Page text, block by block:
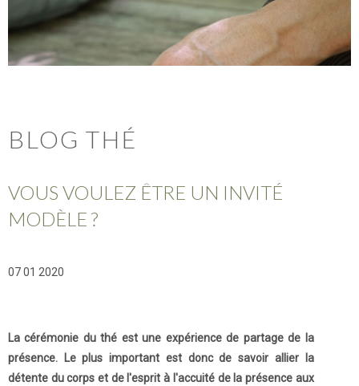
BLOG THÉ
VOUS VOULEZ ÊTRE UN INVITÉ
MODÈLE ?
07 01 2020
La cérémonie du thé est une expérience de partage de la
présence. Le plus important est donc de savoir allier la
détente du corps et de l'esprit à l'accuité de la présence aux